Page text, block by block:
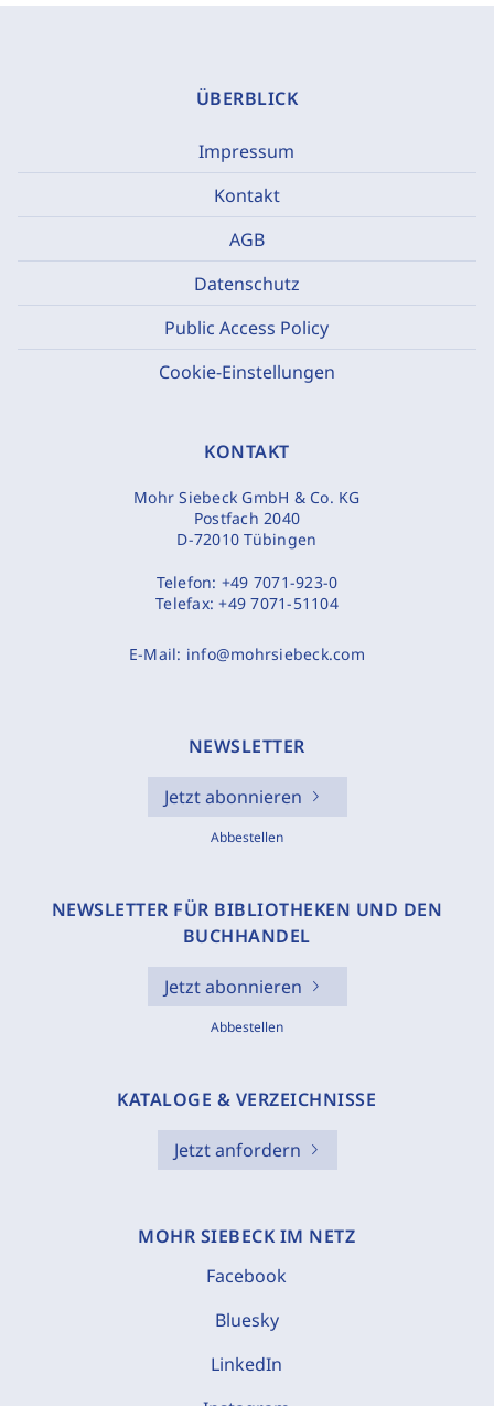
ÜBERBLICK
Impressum
Kontakt
AGB
Datenschutz
Public Access Policy
Cookie-Einstellungen
KONTAKT
Mohr Siebeck GmbH & Co. KG
Postfach 2040
D-72010 Tübingen
Telefon: +49 7071-923-0
Telefax:+49 7071-51104
E-Mail: info@mohrsiebeck.com
NEWSLETTER
Jetzt abonnieren
Abbestellen
NEWSLETTER FÜR BIBLIOTHEKEN UND DEN
BUCHHANDEL
Jetzt abonnieren
Abbestellen
KATALOGE & VERZEICHNISSE
Jetzt anfordern
MOHR SIEBECK IM NETZ
Facebook
Bluesky
LinkedIn